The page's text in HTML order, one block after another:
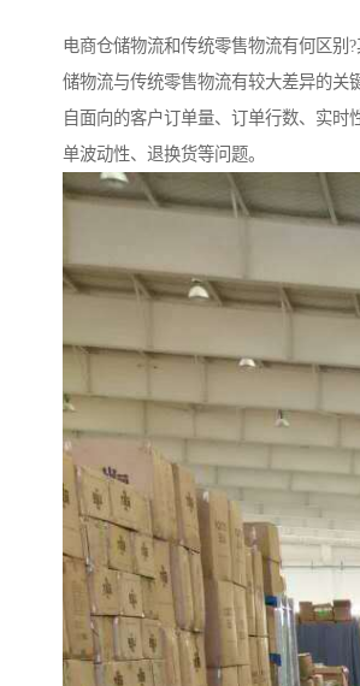
电商仓储物流和传统零售物流有何区别
储物流与传统零售物流有较大差异的关
自面向的客户订单量、订单行数、实时
单波动性、退换货等问题。